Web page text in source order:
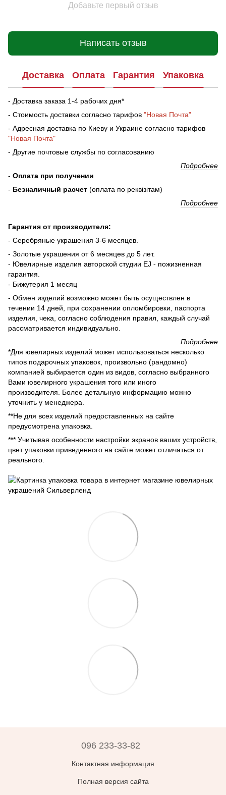
Добавьте первый отзыв
Написать отзыв
Доставка Оплата Гарантия Упаковка
- Доставка заказа 1-4 рабочих дня*
- Стоимость доставки согласно тарифов "Новая Почта"
- Адресная доставка по Киеву и Украине согласно тарифов
"Новая Почта"
- Другие почтовые службы по согласованию
Подробнее
- Оплата при получении
- Безналичный расчет (оплата по реквізітам)
Подробнее
Гарантия от производителя:
- Серебряные украшения 3-6 месяцев.
- Золотые украшения от 6 месяцев до 5 лет.
- Ювелирные изделия авторской студии EJ - пожизненная
гарантия.
- Бижутерия 1 месяц
- Обмен изделий возможно может быть осуществлен в
течении 14 дней, при сохранении опломбировки, паспорта
изделия, чека, согласно соблюдения правил, каждый случай
рассматривается индивидуально.
Подробнее
*Для ювелирных изделий может использоваться несколько
типов подарочных упаковок, произвольно (рандомно)
компанией выбирается один из видов, согласно выбранного
Вами ювелирного украшения того или иного
производителя. Более детальную информацию можно
уточнить у менеджера.
**Не для всех изделий предоставленных на сайте
предусмотрена упаковка.
*** Учитывая особенности настройки экранов ваших устройств,
цвет упаковки приведенного на сайте может отличаться от
реального.
096 233-33-82
Контактная информация
Полная версия сайта